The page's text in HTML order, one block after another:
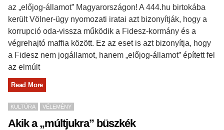
az „előjog-államot” Magyarországon! A 444.hu birtokába
került Völner-ügy nyomozati iratai azt bizonyítják, hogy a
korrupció oda-vissza működik a Fidesz-kormány és a
végrehajtó maffia között. Ez az eset is azt bizonyítja, hogy
a Fidesz nem jogállamot, hanem „előjog-államot” épített fel
az elmúlt
Read More
KULTÚRA VÉLEMÉNY
Akik a „múltjukra” büszkék